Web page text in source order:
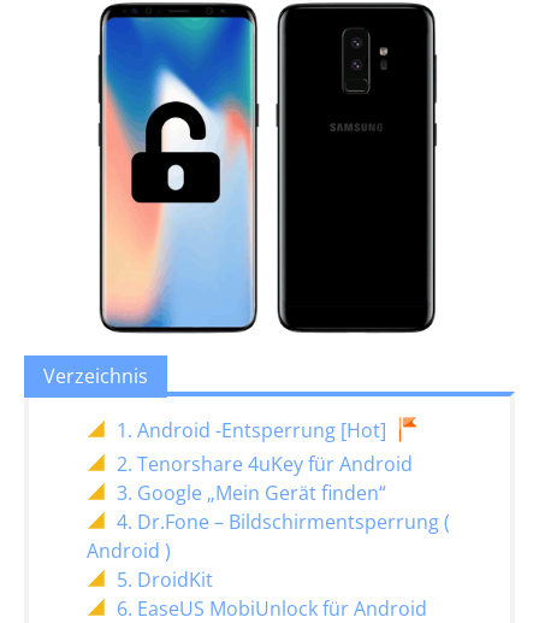
Verzeichnis
1. Android -Entsperrung [Hot]
2. Tenorshare 4uKey für Android
3. Google „Mein Gerät finden“
4. Dr.Fone – Bildschirmentsperrung (
Android )
5. DroidKit
6. EaseUS MobiUnlock für Android